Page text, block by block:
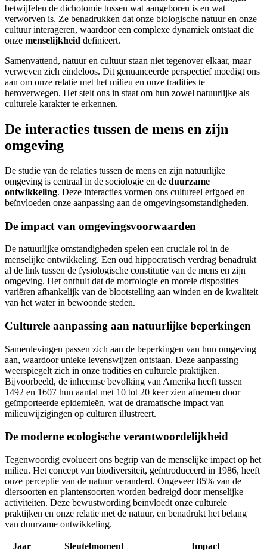
betwijfelen de dichotomie tussen wat aangeboren is en wat
verworven is. Ze benadrukken dat onze biologische natuur en onze
cultuur interageren, waardoor een complexe dynamiek ontstaat die
onze menselijkheid definieert.
Samenvattend, natuur en cultuur staan niet tegenover elkaar, maar
verweven zich eindeloos. Dit genuanceerde perspectief moedigt ons
aan om onze relatie met het milieu en onze tradities te
heroverwegen. Het stelt ons in staat om hun zowel natuurlijke als
culturele karakter te erkennen.
De interacties tussen de mens en zijn
omgeving
De studie van de relaties tussen de mens en zijn natuurlijke
omgeving is centraal in de sociologie en de duurzame
ontwikkeling. Deze interacties vormen ons cultureel erfgoed en
beïnvloeden onze aanpassing aan de omgevingsomstandigheden.
De impact van omgevingsvoorwaarden
De natuurlijke omstandigheden spelen een cruciale rol in de
menselijke ontwikkeling. Een oud hippocratisch verdrag benadrukt
al de link tussen de fysiologische constitutie van de mens en zijn
omgeving. Het onthult dat de morfologie en morele disposities
variëren afhankelijk van de blootstelling aan winden en de kwaliteit
van het water in bewoonde steden.
Culturele aanpassing aan natuurlijke beperkingen
Samenlevingen passen zich aan de beperkingen van hun omgeving
aan, waardoor unieke levenswijzen ontstaan. Deze aanpassing
weerspiegelt zich in onze tradities en culturele praktijken.
Bijvoorbeeld, de inheemse bevolking van Amerika heeft tussen
1492 en 1607 hun aantal met 10 tot 20 keer zien afnemen door
geïmporteerde epidemieën, wat de dramatische impact van
milieuwijzigingen op culturen illustreert.
De moderne ecologische verantwoordelijkheid
Tegenwoordig evolueert ons begrip van de menselijke impact op het
milieu. Het concept van biodiversiteit, geïntroduceerd in 1986, heeft
onze perceptie van de natuur veranderd. Ongeveer 85% van de
diersoorten en plantensoorten worden bedreigd door menselijke
activiteiten. Deze bewustwording beïnvloedt onze culturele
praktijken en onze relatie met de natuur, en benadrukt het belang
van duurzame ontwikkeling.
Jaar Sleutelmoment Impact